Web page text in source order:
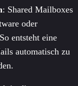
: Shared Mailboxes
oder
entsteht eine
automatisch zu